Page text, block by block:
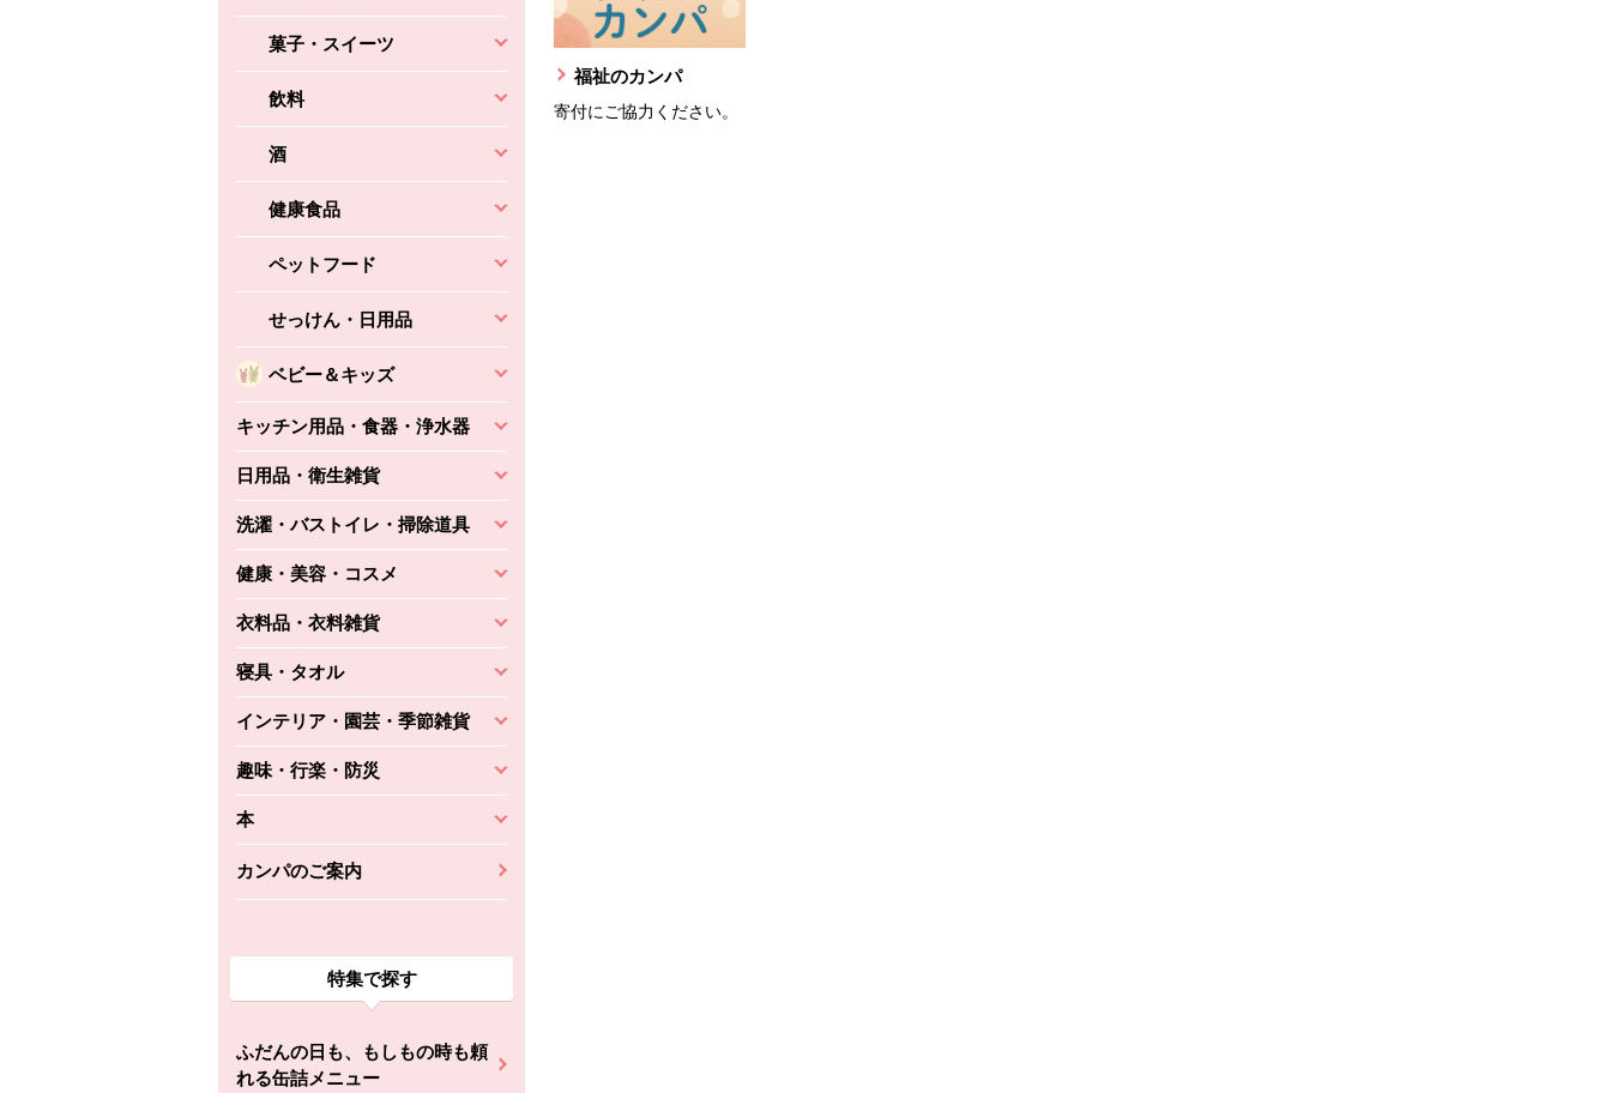
菓子・スイーツ
飲料
酒
健康食品
ペットフード
せっけん・日用品
ベビー＆キッズ
キッチン用品・食器・浄水器
日用品・衛生雑貨
洗濯・バストイレ・掃除道具
健康・美容・コスメ
衣料品・衣料雑貨
寝具・タオル
インテリア・園芸・季節雑貨
趣味・行楽・防災
本
カンパのご案内
特集で探す
ふだんの日も、もしもの時も頼
れる缶詰メニュー
福祉のカンパ
寄付にご協力ください。